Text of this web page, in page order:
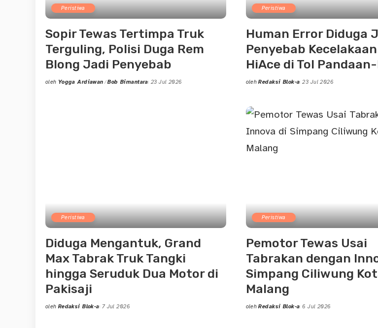
Peristiwa
Sopir Tewas Tertimpa Truk
Terguling, Polisi Duga Rem
Blong Jadi Penyebab
Posted
oleh Yogga Ardiawan Bob Bimantara 23 Jul 2026
Peristiwa
Human Error Diduga
Penyebab
HiAce di Tol
Posted
oleh Redaksi Blok-a 23 Jul 2026
Peristiwa
Diduga Mengantuk, Grand
Max Tabrak Truk Tangki
hingga Seruduk Dua Motor di
Pakisaji
Posted
oleh Redaksi Blok-a 7 Jul 2026
Peristiwa
Pemotor Tewas Usai
Tabrakan dengan
Simpang Ciliwung
Malang
Posted
oleh Redaksi Blok-a 6 Jul 2026